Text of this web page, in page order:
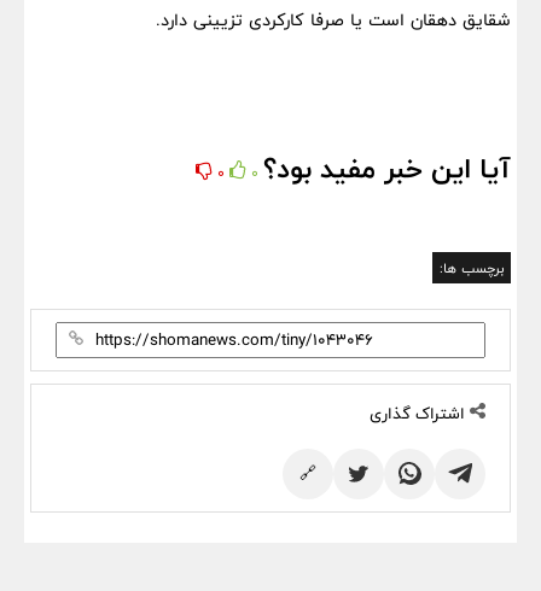
شقایق دهقان است یا صرفا کارکردی تزیینی دارد.
آیا این خبر مفید بود؟ 0
0
برچسب ها:
اشتراک گذاری
🔗